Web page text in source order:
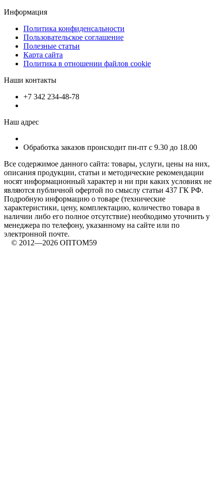
Информация
Политика конфиденсальности
Пользовательское соглашение
Полезные статьи
Карта сайта
Политика в отношении файлов cookie
Наши контакты
+7 342 234-48-78
Наш адрес
Обработка заказов происходит пн-пт с 9.30 до 18.00
Все содержимое данного сайта: товары, услуги, цены на них,
описания продукции, статьи и методические рекомендации
носят информационный характер и ни при каких условиях не
являются публичной офертой по смыслу статьи 437 ГК РФ.
Подробную информацию о товаре (технические
характеристики, цену, комплектацию, количество товара в
наличии либо его полное отсутствие) необходимо уточнить у
менеджера по телефону, указанному на сайте или по
электронной почте.
© 2012—2026 ОПТОМ59